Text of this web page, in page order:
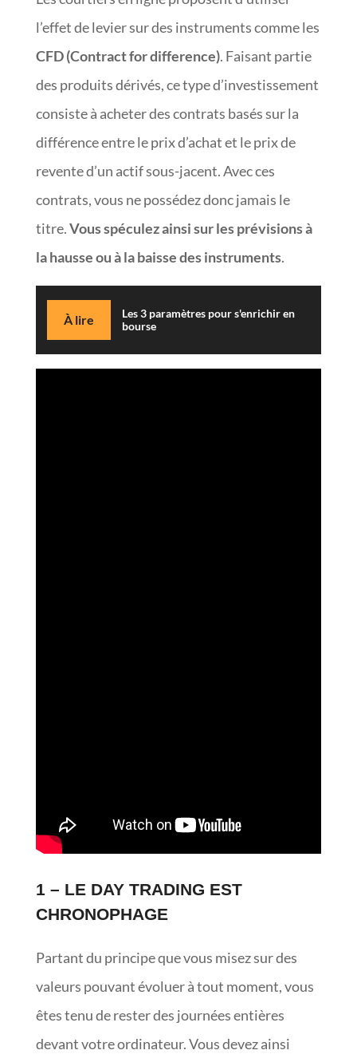
l’effet de levier sur des instruments comme les
CFD (Contract for difference). Faisant partie
des produits dérivés, ce type d’investissement
consiste à acheter des contrats basés sur la
différence entre le prix d’achat et le prix de
revente d’un actif sous-jacent. Avec ces
contrats, vous ne possédez donc jamais le
titre.Vous spéculez ainsi sur les prévisions à
la hausse ou à la baisse des instruments.
À lire
Les 3 paramètres pour s'enrichir en
bourse
1 – LE DAY TRADING EST
CHRONOPHAGE
Partant du principe que vous misez sur des
valeurs pouvant évoluer à tout moment, vous
êtes tenu de rester des journées entières
devant votre ordinateur. Vous devez ainsi